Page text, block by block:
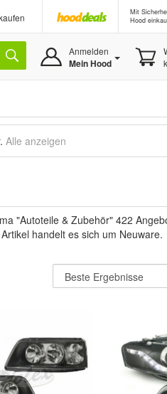
Mit
Hood
Anmelden
Mein Hood
Alle anzeigen
"Autoteile & Zubehör" 422
handelt es sich um Neuware.